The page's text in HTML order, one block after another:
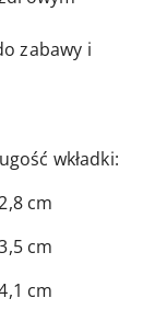
zabawy i